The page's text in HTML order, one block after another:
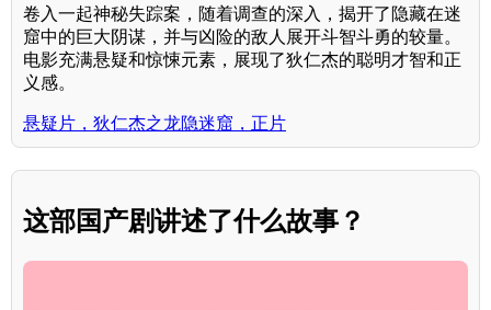
卷入一起神秘失踪案，随着调查的深入，揭开了隐藏在迷
窟中的巨大阴谋，并与凶险的敌人展开斗智斗勇的较量。
电影充满悬疑和惊悚元素，展现了狄仁杰的聪明才智和正
义感。
悬疑片，狄仁杰之龙隐迷窟，正片
这部国产剧讲述了什么故事？